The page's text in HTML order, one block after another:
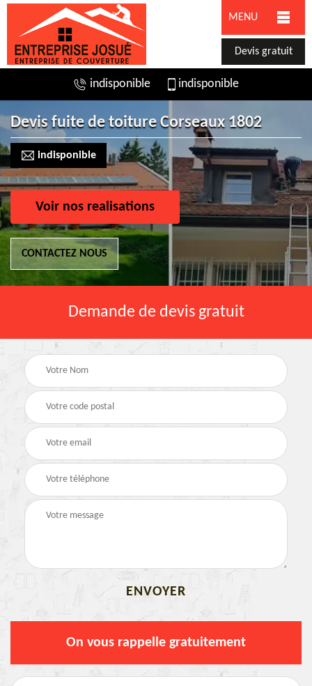
MENU
Devis gratuit
indisponible indisponible
Devis fuite de toiture Corseaux 1802
indisponible
Voir nos realisations
CONTACTEZ NOUS
Demande de devis gratuit
On vous rappelle gratuitement